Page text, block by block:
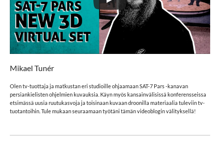
Mikael Tunér
Olen tv-tuottaja ja matkustan eri studioille ohjaamaan SAT-7 Pars -kanavan
persiankielisten ohjelmien kuvauksia. Käyn myös kansainvälisissä konferensseissa
etsimässä uusia ruutukasvoja ja toisinaan kuvaan droonilla materiaalia tuleviin tv-
tuotantoihin. Tule mukaan seuraamaan työtäni tämän videoblogin välityksellä!